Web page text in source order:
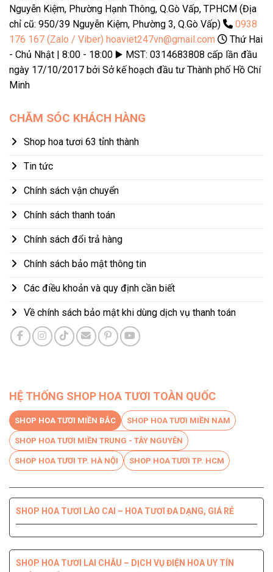
Nguyễn Kiệm, Phường Hạnh Thông, Q.Gò Vấp, TPHCM (Địa
chỉ cũ: 950/39 Nguyễn Kiệm, Phường 3, Q.Gò Vấp)
0938
176 167 (Zalo / Viber) hoaviet247vn@gmail.com
Thứ Hai
- Chủ Nhật | 8:00 - 18:00 ▶️ MST: 0314683808 cấp lần đầu
ngày 17/10/2017 bởi Sở kế hoạch đầu tư Thành phố Hồ Chí
Minh
CHĂM SÓC KHÁCH HÀNG
Shop hoa tươi 63 tỉnh thành
Tin tức
Chính sách vận chuyển
Chính sách thanh toán
Chính sách đổi trả hàng
Chính sách bảo mật thông tin
Các điều khoản và quy định cần biết
Về chính sách bảo mật khi dùng dịch vụ thanh toán
HỆ THỐNG SHOP HOA TƯƠI TOÀN QUỐC
SHOP HOA TƯƠI MIỀN BẮC SHOP HOA TƯƠI MIỀN NAM
SHOP HOA TƯƠI MIỀN TRUNG - TÂY NGUYÊN
SHOP HOA TƯƠI TP. HÀ NỘI SHOP HOA TƯƠI TP. HCM
SHOP HOA TƯƠI LÀO CAI – HOA TƯƠI ĐA DẠNG, GIÁ RẺ
SHOP HOA TƯƠI LAI CHÂU – DỊCH VỤ ĐIỆN HOA UY TÍN
LƯỢNG HÀNG ĐẦU
ĐẦU